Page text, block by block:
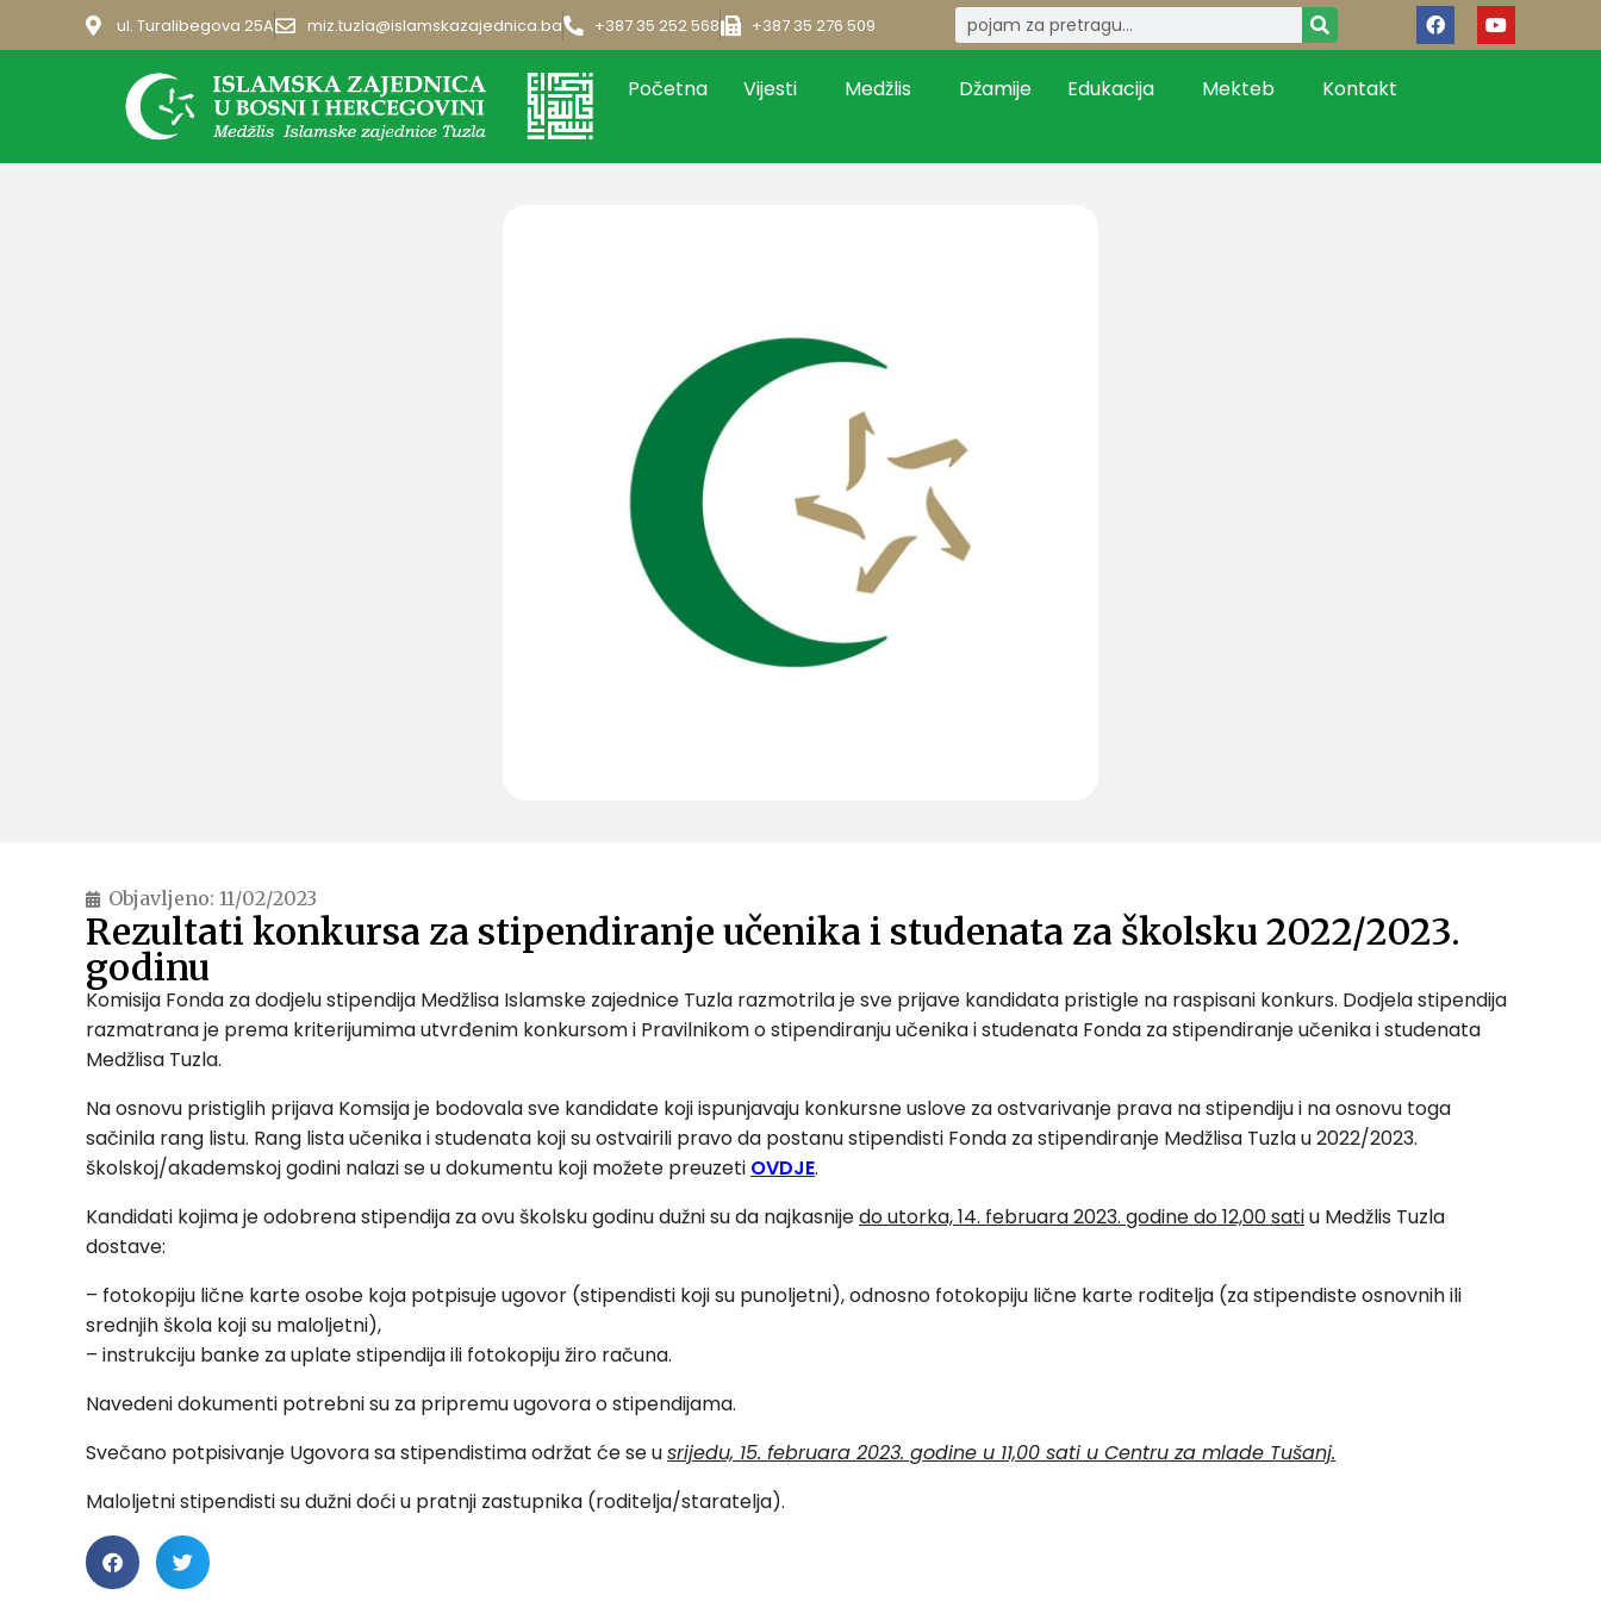
ul. Turalibegova 25A miz.tuzla@islamskazajednica.ba +387 35 252 568 +387 35 276 509
Početna Vijesti Medžlis Džamije Edukacija Mekteb Kontakt
Objavljeno: 11/02/2023
Rezultati konkursa za stipendiranje učenika i studenata za školsku 2022/2023.
godinu
Komisija Fonda za dodjelu stipendija Medžlisa Islamske zajednice Tuzla razmotrila je sve prijave kandidata pristigle na raspisani konkurs. Dodjela stipendija
razmatrana je prema kriterijumima utvrđenim konkursom i Pravilnikom o stipendiranju učenika i studenata Fonda za stipendiranje učenika i studenata
Medžlisa Tuzla.
Na osnovu pristiglih prijava Komsija je bodovala sve kandidate koji ispunjavaju konkursne uslove za ostvarivanje prava na stipendiju i na osnovu toga
sačinila rang listu. Rang lista učenika i studenata koji su ostvairili pravo da postanu stipendisti Fonda za stipendiranje Medžlisa Tuzla u 2022/2023.
školskoj/akademskoj godini nalazi se u dokumentu koji možete preuzeti OVDJE.
Kandidati kojima je odobrena stipendija za ovu školsku godinu dužni su da najkasnijedo utorka, 14. februara 2023. godine do 12,00 satiu Medžlis Tuzla
dostave:
– fotokopiju lične karte osobe koja potpisuje ugovor (stipendisti koji su punoljetni), odnosno fotokopiju lične karte roditelja (za stipendiste osnovnih ili
srednjih škola koji su maloljetni),
– instrukciju banke za uplate stipendija ili fotokopiju žiro računa.
Navedeni dokumenti potrebni su za pripremu ugovora o stipendijama.
Svečano potpisivanje Ugovora sa stipendistima održat će se usrijedu, 15. februara 2023. godine u 11,00 sati u Centru za mlade Tušanj.
Maloljetni stipendisti su dužni doći u pratnji zastupnika (roditelja/staratelja).